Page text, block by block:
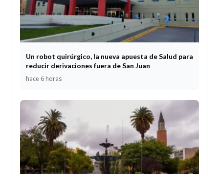
Un robot quirúrgico, la nueva apuesta de Salud para
reducir derivaciones fuera de San Juan
hace 6 horas